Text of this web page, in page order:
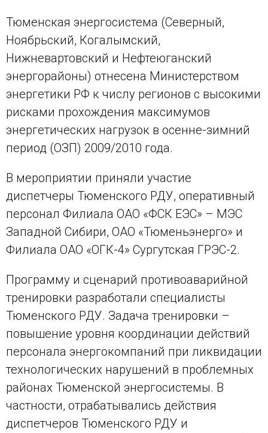
Тюменская энергосистема (Северный,
Ноябрьский, Когалымский,
Нижневартовский и Нефтеюганский
энергорайоны) отнесена Министерством
энергетики РФ к числу регионов с высокими
рисками прохождения максимумов
энергетических нагрузок в осенне-зимний
период (ОЗП) 2009/2010 года.
В мероприятии приняли участие
диспетчеры Тюменского РДУ, оперативный
персонал Филиала ОАО «ФСК ЕЭС» – МЭС
Западной Сибири, ОАО «Тюменьэнерго» и
Филиала ОАО «ОГК-4» Сургутская ГРЭС-2.
Программу и сценарий противоаварийной
тренировки разработали специалисты
Тюменского РДУ. Задача тренировки –
повышение уровня координации действий
персонала энергокомпаний при ликвидации
технологических нарушений в проблемных
районах Тюменской энергосистемы. В
частности, отрабатывались действия
диспетчеров Тюменского РДУ и